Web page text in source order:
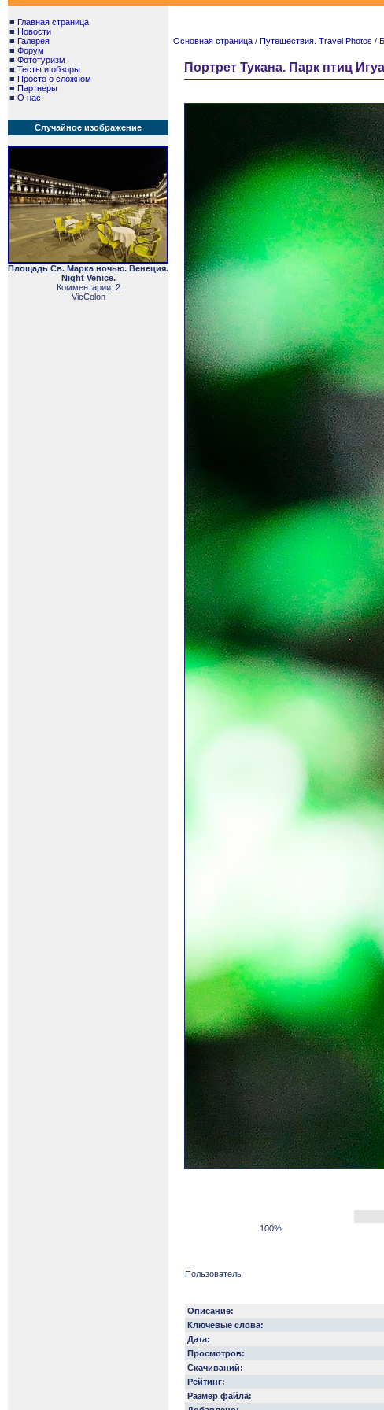
■ Главная страница
■ Новости
■ Галерея
■ Форум
■ Фототуризм
■ Тесты и обзоры
■ Просто о сложном
■ Партнеры
■ О нас
Случайное изображение
Площадь Св. Марка ночью. Венеция.
Night Venice.
Комментарии: 2
VicColon
Основная страница / Путешествия. Travel Photos /
Портрет Тукана. Парк птиц
100%
Пользователь
Описание:
Ключевые слова:
Дата:
Просмотров:
Скачиваний:
Рейтинг:
Размер файла: